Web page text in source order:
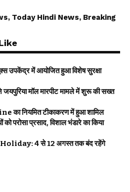
Today Hindi News, Breaking
में आयोजित हुआ विशेष सुरक्षा
मॉल मारपीट मामले में शुरू की सख्त
नियमित टीकाकरण में हुआ शामिल
परोसा प्रसाद, विशाल भंडारे का किया
4 से 12 अगस्त तक बंद रहेंगे